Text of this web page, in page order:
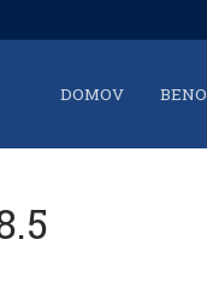
DOMOV BENO